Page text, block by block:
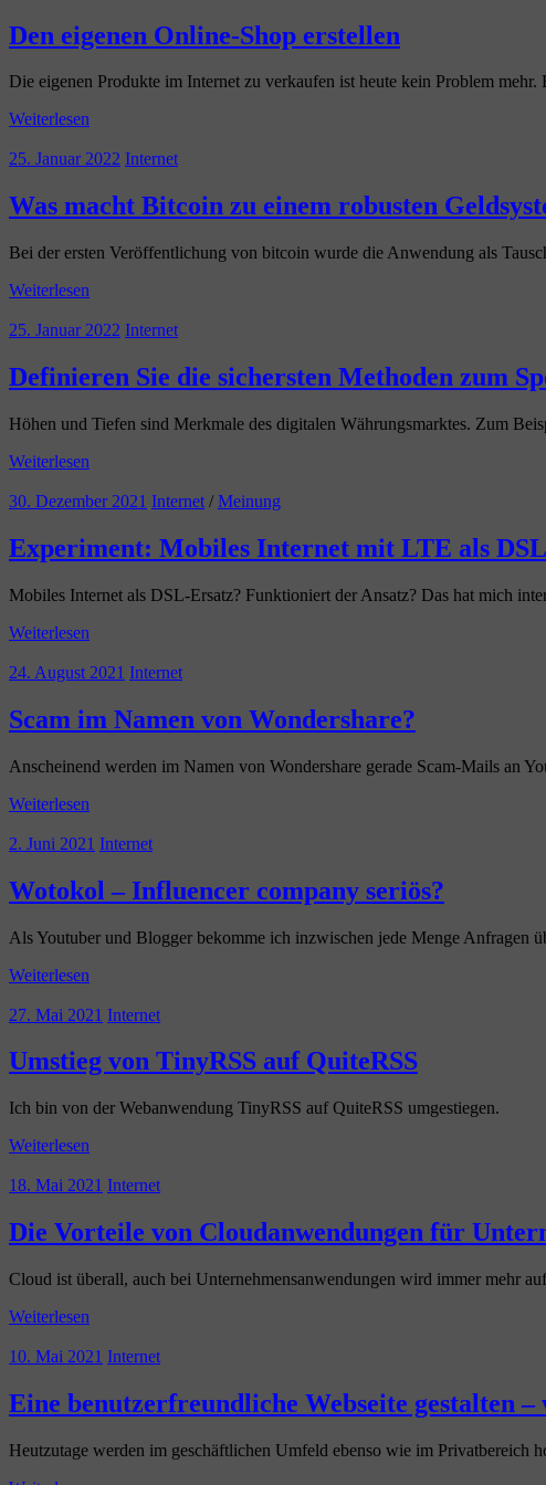
Den eigenen Online-Shop erstellen
Die eigenen Produkte im Internet zu verkaufen ist heute kein Problem
Weiterlesen
25. Januar 2022 Internet
Was macht Bitcoin zu einem robusten
Bei der ersten Veröffentlichung von bitcoin wurde die Anwendung als
Weiterlesen
25. Januar 2022 Internet
Definieren Sie die sichersten Methoden zum
Höhen und Tiefen sind Merkmale des digitalen Währungsmarktes. Zum
Weiterlesen
30. Dezember 2021 Internet /Meinung
Experiment: Mobiles Internet mit LTE als
Mobiles Internet als DSL-Ersatz? Funktioniert der Ansatz? Das hat mich
Weiterlesen
24. August 2021 Internet
Scam im Namen von Wondershare?
Anscheinend werden im Namen von Wondershare gerade Scam-Mails an
Weiterlesen
2. Juni 2021 Internet
Wotokol – Influencer company seriös?
Als Youtuber und Blogger bekomme ich inzwischen jede Menge Anfragen
Weiterlesen
27. Mai 2021 Internet
Umstieg von TinyRSS auf QuiteRSS
Ich bin von der Webanwendung TinyRSS auf QuiteRSS umgestiegen.
Weiterlesen
18. Mai 2021 Internet
Die Vorteile von Cloudanwendungen für
Cloud ist überall, auch bei Unternehmensanwendungen wird immer mehr
Weiterlesen
10. Mai 2021 Internet
Eine benutzerfreundliche Webseite gestalten
Heutzutage werden im geschäftlichen Umfeld ebenso wie im Privatbereich